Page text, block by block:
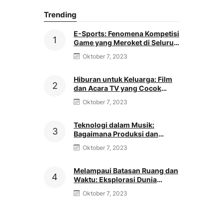
Trending
E-Sports: Fenomena Kompetisi
Game yang Meroket di Seluruh
Dunia
Oktober 7, 2023
Hiburan untuk Keluarga: Film
dan Acara TV yang Cocok
untuk Semua Usia
Oktober 7, 2023
Teknologi dalam Musik:
Bagaimana Produksi dan
Distribusi Musik Berubah
Oktober 7, 2023
Melampaui Batasan Ruang dan
Waktu: Eksplorasi Dunia
Virtual Reality
Oktober 7, 2023